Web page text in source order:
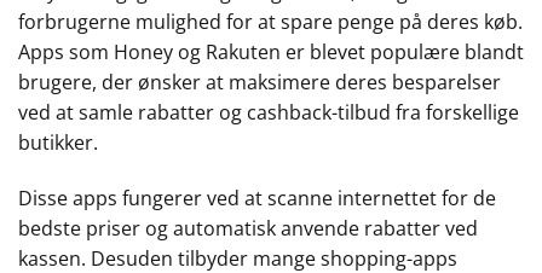
forbrugerne mulighed for at spare penge på deres køb.
Apps som Honey og Rakuten er blevet populære blandt
brugere, der ønsker at maksimere deres besparelser
ved at samle rabatter og cashback-tilbud fra forskellige
butikker.
Disse apps fungerer ved at scanne internettet for de
bedste priser og automatisk anvende rabatter ved
kassen. Desuden tilbyder mange shopping-apps